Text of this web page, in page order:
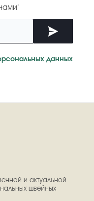
данных
и актуальной
швейных